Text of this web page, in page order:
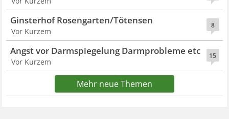
8
Ginsterhof Rosengarten/Tötensen
Vor Kurzem
15
Angst vor Darmspiegelung Darmprobleme etc
Vor Kurzem
Mehr neue Themen